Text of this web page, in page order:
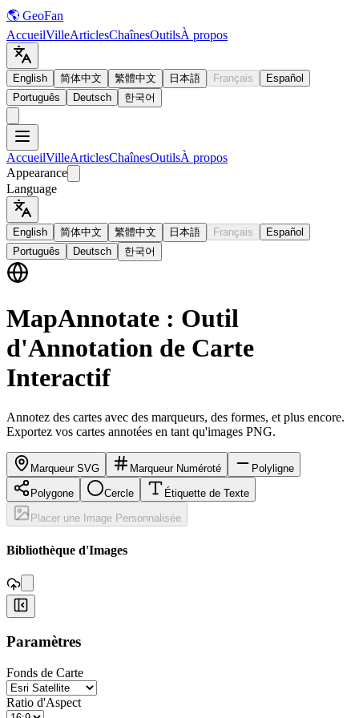
🌎 GeoFan
AccueilVilleArticlesChaînesOutilsÀ propos
English 简体中文 繁體中文 日本語 Français
Español
Português
Deutsch 한국어
AccueilVilleArticlesChaînesOutilsÀ propos
Appearance
Language
English 简体中文 繁體中文 日本語 Français
Español
Português
Deutsch 한국어
MapAnnotate : Outil
d'Annotation de Carte
Interactif
Annotez des cartes avec des marqueurs, des formes, et plus encore.
Exportez vos cartes annotées en tant qu'images PNG.
Marqueur SVG Marqueur Numéroté Polyligne
Polygone Cercle Étiquette de Texte
Placer une Image Personnalisée
Bibliothèque d'Images
+
−
Paramètres
Fonds de Carte
Ratio d'Aspect